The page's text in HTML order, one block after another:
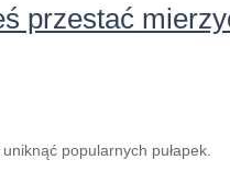
przestać
popularnych pułapek.